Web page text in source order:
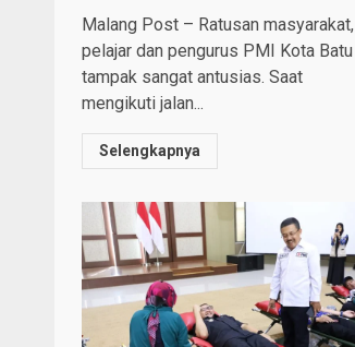
Malang Post – Ratusan masyarakat,
pelajar dan pengurus PMI Kota Batu
tampak sangat antusias. Saat
mengikuti jalan...
Selengkapnya